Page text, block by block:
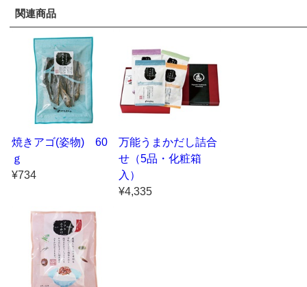
関連商品
焼きアゴ(姿物) 60
ｇ
¥734
万能うまかだし詰合
せ（5品・化粧箱
入）
¥4,335